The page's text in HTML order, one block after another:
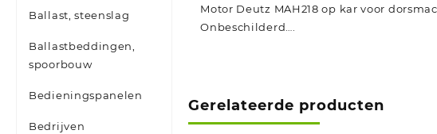
Ballast, steenslag
Ballastbeddingen,
spoorbouw
Bedieningspanelen
Bedrijven
Motor Deutz MAH218 op kar voor
Onbeschilderd….
Gerelateerde producten